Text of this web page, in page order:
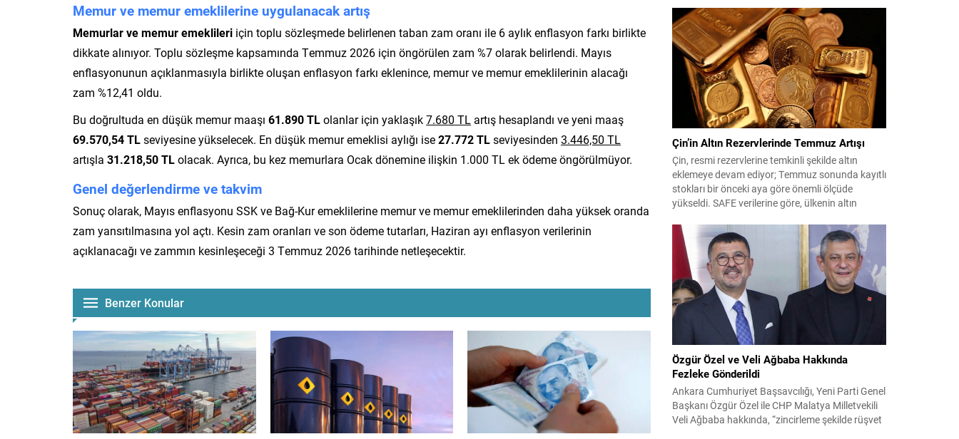
Memur ve memur emeklilerine uygulanacak artış
Memurlar ve memur emeklileri için toplu sözleşmede belirlenen taban zam oranı ile 6 aylık enflasyon farkı birlikte
dikkate alınıyor. Toplu sözleşme kapsamında Temmuz 2026 için öngörülen zam %7 olarak belirlendi. Mayıs
enflasyonunun açıklanmasıyla birlikte oluşan enflasyon farkı eklenince, memur ve memur emeklilerinin alacağı
zam %12,41 oldu.
Bu doğrultuda en düşük memur maaşı 61.890 TLolanlar için yaklaşık7.680 TL artış hesaplandı ve yeni maaş
69.570,54 TLseviyesine yükselecek. En düşük memur emeklisi aylığı ise27.772 TLseviyesinden 3.446,50 TL
artışla 31.218,50 TLolacak. Ayrıca, bu kez memurlara Ocak dönemine ilişkin 1.000 TL ek ödeme öngörülmüyor.
Genel değerlendirme ve takvim
Sonuç olarak, Mayıs enflasyonu SSK ve Bağ-Kur emeklilerine memur ve memur emeklilerinden daha yüksek oranda
zam yansıtılmasına yol açtı. Kesin zam oranları ve son ödeme tutarları, Haziran ayı enflasyon verilerinin
açıklanacağı ve zammın kesinleşeceği 3 Temmuz 2026 tarihinde netleşecektir.
Benzer Konular
kısa sürede muhalif medyanın gündemine girdi.
Kuruluşun hemen ardından bazı anket sonuçları
kamuoyuna yansıyınca, partinin tabanda karşılık
bulduğu iddiaları gündemi...
Çin’in Altın Rezervlerinde Temmuz Artışı
Çin, resmi rezervlerine temkinli şekilde altın
eklemeye devam ediyor; Temmuz sonunda kayıtlı
stokları bir önceki aya göre önemli ölçüde
yükseldi. SAFE verilerine göre, ülkenin altın
göstererek 76.080.000 ons seviyesine ulaştı. Bu
artış, Çin’in aylık alımlarında yıl içinde dikkat
çeken bir yükselişi temsil ediyor. Temmuz...
Özgür Özel ve Veli Ağbaba Hakkında
Fezleke Gönderildi
Ankara Cumhuriyet Başsavcılığı, Yeni Parti Genel
Başkanı Özgür Özel ile CHP Malatya Milletvekili
Veli Ağbaba hakkında, “zincirleme şekilde rüşvet